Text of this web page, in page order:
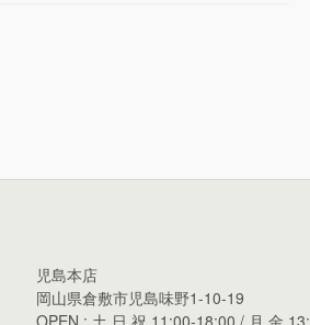
児島本店
岡山県倉敷市児島味野1-10-19
OPEN : 土,日,祝 11:00-18:00 / 月,金 13: